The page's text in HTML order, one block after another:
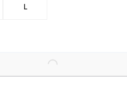
L
Loading...